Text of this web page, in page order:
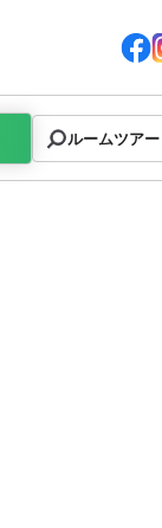
ルームツアー